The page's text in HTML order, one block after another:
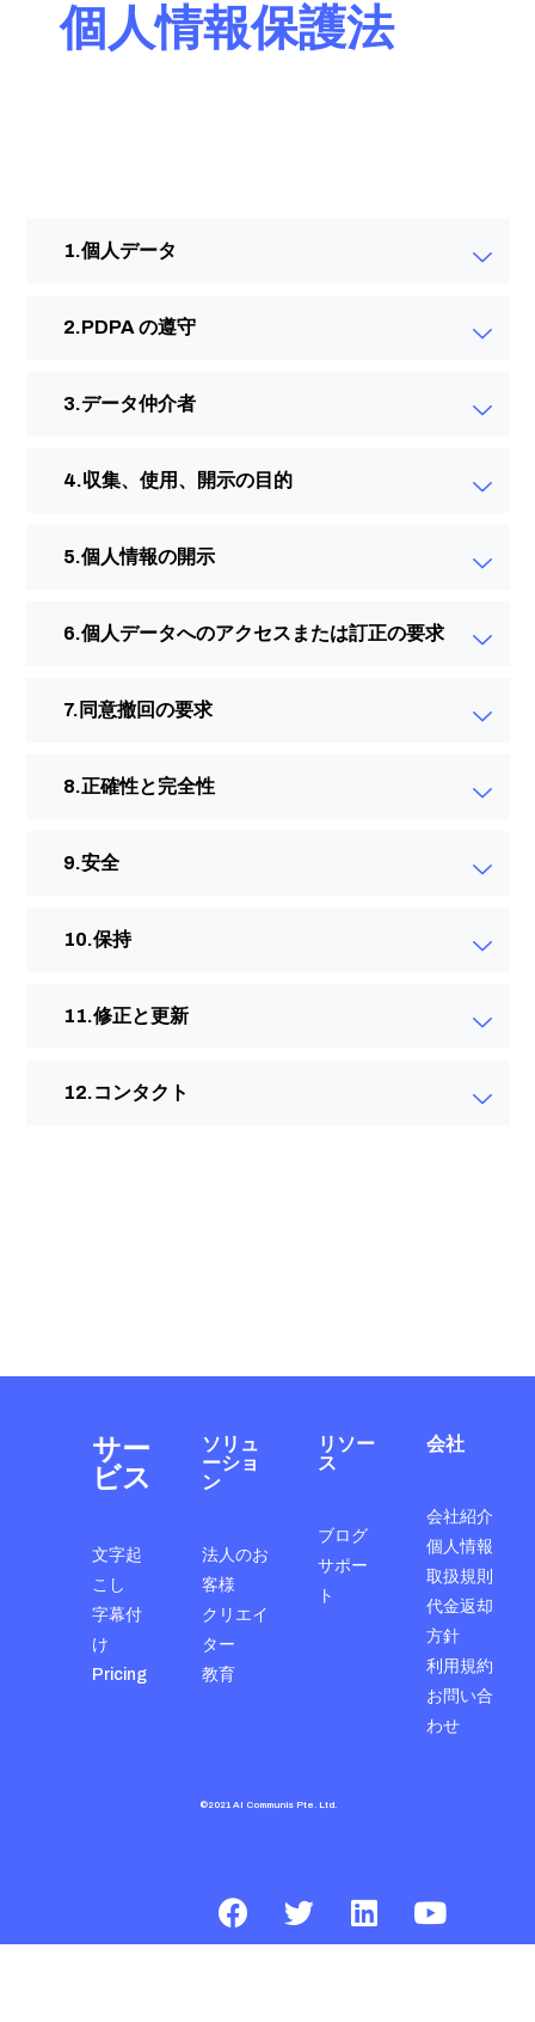
個人情報保護法
個人データ
PDPA の遵守
データ仲介者
収集、使用、開示の目的
個人情報の開示
個人データへのアクセスまたは訂正の要求
同意撤回の要求
正確性と完全性
安全
保持
修正と更新
コンタクト
サー
ビス
文字起
こし
字幕付
け
Pricing
ソリュ
ーショ
ン
法人のお
客様
クリエイ
ター
教育
リソー
ス
ブログ
サポー
ト
会社
会社紹介
個人情報
取扱規則
代金返却
方針
利用規約
お問い合
わせ
©2021 AI Communis Pte. Ltd.